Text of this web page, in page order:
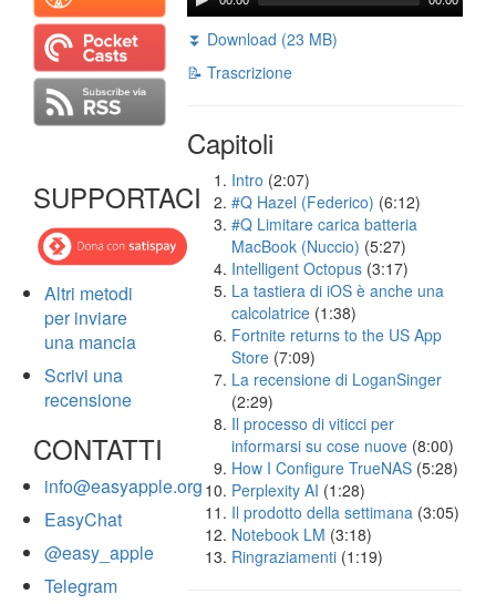
SUPPORTACI
Altri metodi
per inviare
una mancia
Scrivi una
recensione
CONTATTI
info@easyapple.org
EasyChat
@easy_apple
Telegram
⏬ Download (23 MB)
📝 Trascrizione
Capitoli
Intro (2:07)
#Q Hazel (Federico) (6:12)
#Q Limitare carica batteria
MacBook (Nuccio) (5:27)
Intelligent Octopus (3:17)
La tastiera di iOS è anche una
calcolatrice (1:38)
Fortnite returns to the US App
Store (7:09)
La recensione di LoganSinger
(2:29)
Il processo di viticci per
informarsi su cose nuove (8:00)
How I Configure TrueNAS (5:28)
Perplexity AI (1:28)
Il prodotto della settimana (3:05)
Notebook LM (3:18)
Ringraziamenti (1:19)